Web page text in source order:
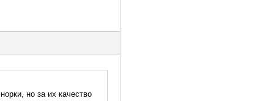
но за их качество